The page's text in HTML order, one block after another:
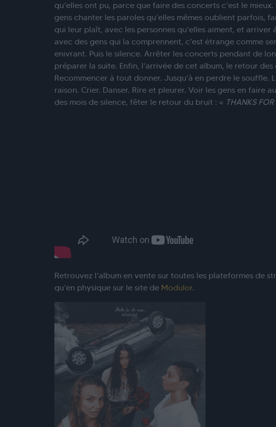
qu’elles ont pu, parce que faire des concerts c’est le mieux.
gens chanter les paroles qu’elles mêmes oublient parfois,
qui leur plaît, avec les personnes qu’elles aiment, et arriver
avec des gens qui la comprennent, c’est étrange comme
enivrant. Puis le silence. Arrêter les concerts pendant de
préparer la suite. Enfin, l’arrivée de cet album, le retour des
Recommencer à tout donner. Jusqu’à en perdre le souffle.
raison. Crier. Danser. Rire et pleurer. Voir les gens en faire
des mois de silence, fêter le retour du bruit : « THANKS
Retrouvez l’album en vente sur toutes les plateformes de
qu’en physique sur le site de Modulor.